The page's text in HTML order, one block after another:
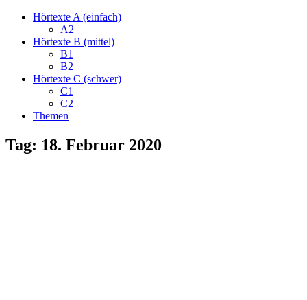
Hörtexte A (einfach)
A2
Hörtexte B (mittel)
B1
B2
Hörtexte C (schwer)
C1
C2
Themen
Tag: 18. Februar 2020